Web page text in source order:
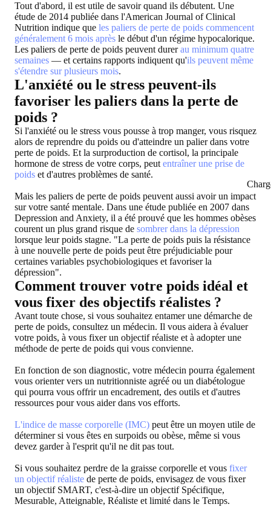
Tout d'abord, il est utile de savoir quand ils débutent. Une
étude de 2014 publiée dans l'American Journal of Clinical
Nutrition indique que les paliers de perte de poids commencent
généralement 6 mois après le début d'un régime hypocalorique.
Les paliers de perte de poids peuvent durerau minimum quatre
semaines — et certains rapports indiquent qu'ils peuvent même
s'étendre sur plusieurs mois.
L'anxiété ou le stress peuvent-ils
favoriser les paliers dans la perte de
poids ?
Si l'anxiété ou le stress vous pousse à trop manger, vous risquez
alors de reprendre du poids ou d'atteindre un palier dans votre
perte de poids. Et la surproduction de cortisol, la principale
hormone de stress de votre corps, peut entraîner une prise de
poids et d'autres problèmes de santé.
Mais les paliers de perte de poids peuvent aussi avoir un impact
sur votre santé mentale. Dans une étude publiée en 2007 dans
Depression and Anxiety, il a été prouvé que les hommes obèses
courent un plus grand risque de sombrer dans la dépression
lorsque leur poids stagne. "La perte de poids puis la résistance
à une nouvelle perte de poids peut être préjudiciable pour
certaines variables psychobiologiques et favoriser la
dépression".
Comment trouver votre poids idéal et
vous fixer des objectifs réalistes ?
Avant toute chose, si vous souhaitez entamer une démarche de
perte de poids, consultez un médecin. Il vous aidera à évaluer
votre poids, à vous fixer un objectif réaliste et à adopter une
méthode de perte de poids qui vous convienne.
En fonction de son diagnostic, votre médecin pourra également
vous orienter vers un nutritionniste agréé ou un diabétologue
qui pourra vous offrir un encadrement, des outils et d'autres
ressources pour vous aider dans vos efforts.
L'indice de masse corporelle (IMC) peut être un moyen utile de
déterminer si vous êtes en surpoids ou obèse, même si vous
devez garder à l'esprit qu'il ne dit pas tout.
Si vous souhaitez perdre de la graisse corporelle et vous fixer
un objectif réaliste de perte de poids, envisagez de vous fixer
un objectif SMART, c'est-à-dire un objectif Spécifique,
Mesurable, Atteignable, Réaliste et limité dans le Temps.